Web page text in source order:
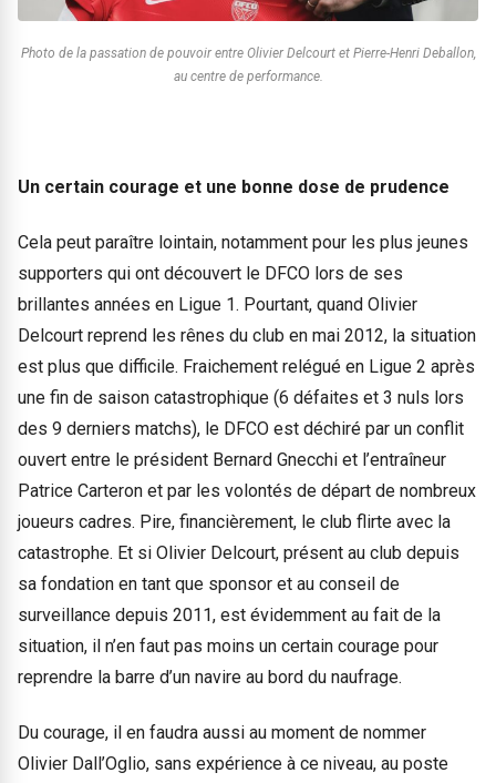
Photo de la passation de pouvoir entre Olivier Delcourt et Pierre-Henri Deballon,
au centre de performance.
Un certain courage et une bonne dose de prudence
Cela peut paraître lointain, notamment pour les plus jeunes
supporters qui ont découvert le DFCO lors de ses
brillantes années en Ligue 1. Pourtant, quand Olivier
Delcourt reprend les rênes du club en mai 2012, la situation
est plus que difficile. Fraichement relégué en Ligue 2 après
une fin de saison catastrophique (6 défaites et 3 nuls lors
des 9 derniers matchs), le DFCO est déchiré par un conflit
ouvert entre le président Bernard Gnecchi et l’entraîneur
Patrice Carteron et par les volontés de départ de nombreux
joueurs cadres. Pire, financièrement, le club flirte avec la
catastrophe. Et si Olivier Delcourt, présent au club depuis
sa fondation en tant que sponsor et au conseil de
surveillance depuis 2011, est évidemment au fait de la
situation, il n’en faut pas moins un certain courage pour
reprendre la barre d’un navire au bord du naufrage.
Du courage, il en faudra aussi au moment de nommer
Olivier Dall’Oglio, sans expérience à ce niveau, au poste